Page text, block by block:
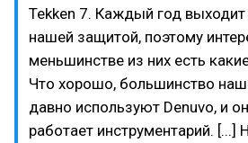
Tekken 7. Каждый год
нашей защитой, поэтому
меньшинстве из них есть
Что хорошо, большинство
давно используют Denuvo, и
работает инструментарий.